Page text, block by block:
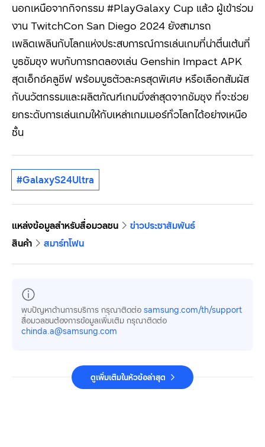
นอกเหนือจากกิจกรรม #PlayGalaxy Cup แล้ว ผู้เข้าร่วม
งาน TwitchCon San Diego 2024 ยังสามารถ
เพลิดเพลินกับโลกแห่งประสบการณ์การเล่นเกมที่น่าตื่นเต้นที่
บูธซัมซุง พบกับการทดลองเล่น Genshin Impact APK
สุดเอ็กซ์คลูซีฟ พร้อมบูธตัวละครสุดพิเศษ หรือเลือกสัมผัส
กับนวัตกรรมและผลิตภัณฑ์เกมมิ่งล่าสุดจากซัมซุง ที่จะช่วย
ยกระดับการเล่นเกมให้กับเหล่าเกมเมอร์ทั่วโลกได้อย่างเหนือ
ชั้น
#GalaxyS24Ultra
แหล่งข้อมูลสำหรับสื่อมวลชน
ข่าวประชาสัมพันธ์
สินค้า
สมาร์ทโฟน
พบปัญหาด้านการบริการ กรุณาติดต่อ samsung.com/th/support
สื่อมวลชนต้องการข้อมูลเพิ่มเติม กรุณาติดต่อ
chinda.a@samsung.com
ดูเพิ่มเติมในหัวข้อล่าสุด